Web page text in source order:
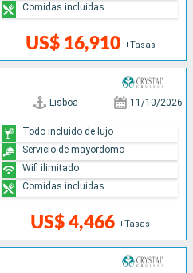
US$ 16,910 +Tasas
Comidas incluidas
Lisboa 11/10/2026
US$ 4,466 +Tasas
Todo incluido de lujo
Servicio de mayordomo
Wifi ilimitado
Comidas incluidas